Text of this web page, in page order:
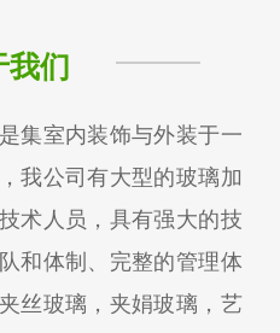
我们
集室内装饰与外装于一
我公司有大型的玻璃加
术人员，具有强大的技
和体制、完整的管理体
丝玻璃，夹娟玻璃，艺